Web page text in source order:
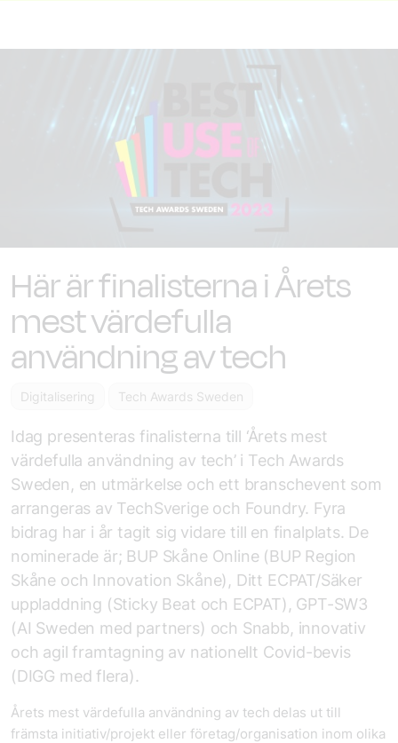
Här är finalisterna i Årets
mest värdefulla
användning av tech
Digitalisering Tech Awards Sweden
Idag presenteras finalisterna till ‘Årets mest
värdefulla användning av tech’ i Tech Awards
Sweden, en utmärkelse och ett branschevent som
arrangeras av TechSverige och Foundry. Fyra
bidrag har i år tagit sig vidare till en finalplats. De
nominerade är; BUP Skåne Online (BUP Region
Skåne och Innovation Skåne), Ditt ECPAT/Säker
uppladdning (Sticky Beat och ECPAT), GPT-SW3
(AI Sweden med partners) och Snabb, innovativ
och agil framtagning av nationellt Covid-bevis
(DIGG med flera).
Årets mest värdefulla användning av tech delas ut till
främsta initiativ/projekt eller företag/organisation inom olika